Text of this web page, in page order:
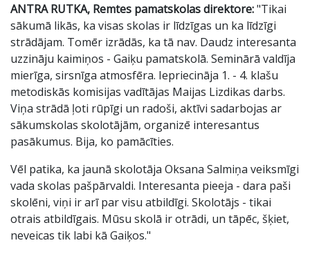
ANTRA RUTKA, Remtes pamatskolas direktore:"Tikai
sākumā likās, ka visas skolas ir līdzīgas un ka līdzīgi
strādājam. Tomēr izrādās, ka tā nav. Daudz interesanta
uzzināju kaimiņos - Gaiķu pamatskolā. Seminārā valdīja
mierīga, sirsnīga atmosfēra. Iepriecināja 1. - 4. klašu
metodiskās komisijas vadītājas Maijas Lizdikas darbs.
Viņa strādā ļoti rūpīgi un radoši, aktīvi sadarbojas ar
sākumskolas skolotājām, organizē interesantus
pasākumus. Bija, ko pamācīties.
Vēl patika, ka jaunā skolotāja Oksana Salmiņa veiksmīgi
vada skolas pašpārvaldi. Interesanta pieeja - dara paši
skolēni, viņi ir arī par visu atbildīgi. Skolotājs - tikai
otrais atbildīgais. Mūsu skolā ir otrādi, un tāpēc, šķiet,
neveicas tik labi kā Gaiķos."